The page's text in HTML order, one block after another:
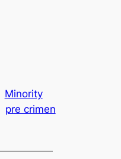
Minority
pre crimen